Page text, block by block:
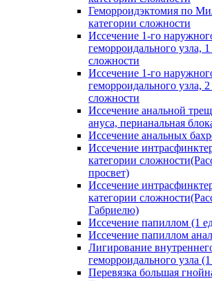
Геморроидэктомия по
категории сложности
Иссечение 1-го
геморроидального узла,
сложности
Иссечение 1-го
геморроидального узла,
сложности
Иссечение анальной
ануса, перианальная
Иссечение анальных
Иссечение
категории
просвет)
Иссечение
категории
Габриелю)
Иссечение папиллом (1
Иссечение папиллом
Лигирование
геморроидального узла (1
Перевязка большая